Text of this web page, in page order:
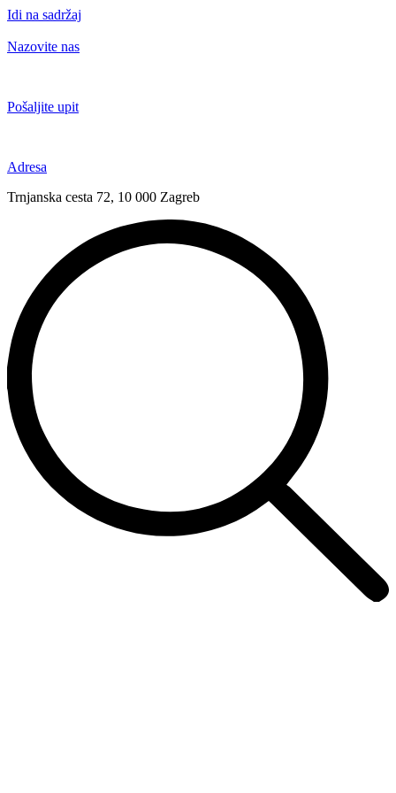
Idi na sadržaj
Nazovite nas
Pošaljite upit
Adresa
Trnjanska cesta 72, 10 000 Zagreb